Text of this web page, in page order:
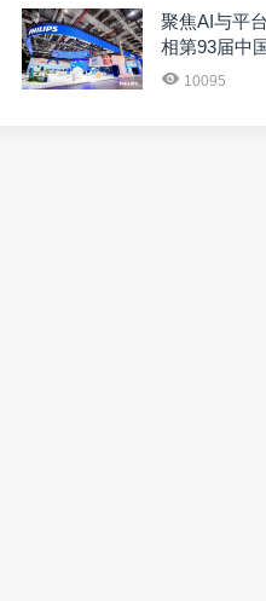
聚焦AI与平
相第93届中
览会10095